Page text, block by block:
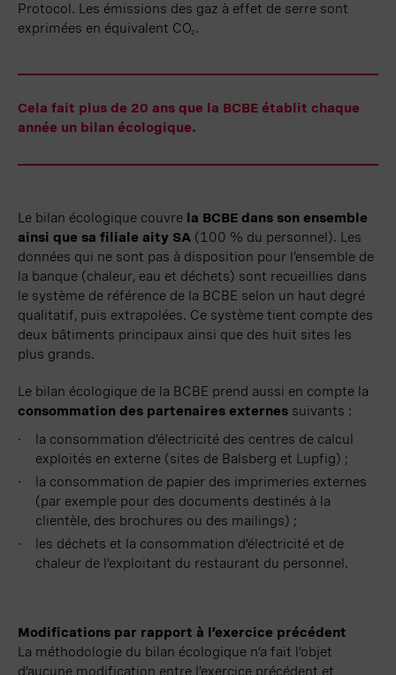
Protocol. Les émissions des gaz à effet de serre sont
exprimées en équivalent CO2 .
Cela fait plus de 20 ans que la BCBE établit chaque
année un bilan écologique.
Le bilan écologique couvre la BCBE dans son ensemble
ainsi que sa filiale aity SA (100 % du personnel). Les
données qui ne sont pas à disposition pour l’ensemble de
la banque (chaleur, eau et déchets) sont recueillies dans
le système de référence de la BCBE selon un haut degré
qualitatif, puis extrapolées. Ce système tient compte des
deux bâtiments principaux ainsi que des huit sites les
plus grands.
Le bilan écologique de la BCBE prend aussi en compte la
consommation des partenaires externes suivants :
la consommation d’électricité des centres de calcul
exploités en externe (sites de Balsberg et Lupfig) ;
la consommation de papier des imprimeries externes
(par exemple pour des documents destinés à la
clientèle, des brochures ou des mailings) ;
les déchets et la consommation d’électricité et de
chaleur de l’exploitant du restaurant du personnel.
Modifications par rapport à l’exercice précédent
La méthodologie du bilan écologique n’a fait l’objet
d’aucune modification entre l’exercice précédent et